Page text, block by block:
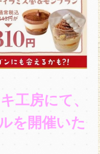
工房にて、
を開催いた